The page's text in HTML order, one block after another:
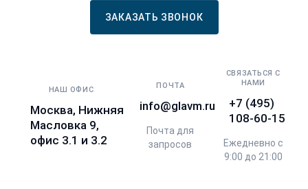
ЗАКАЗАТЬ ЗВОНОК
НАШ ОФИС
Москва, Нижняя
Масловка 9,
офис 3.1 и 3.2
ПОЧТА
info@glavm.ru
Почта для
запросов
СВЯЗАТЬСЯ С
НАМИ
+7 (495)
108-60-15
Ежедневно с
9:00 до 21:00